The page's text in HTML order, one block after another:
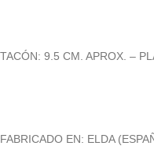
TACÓN: 9.5 CM. APROX. –
FABRICADO EN: ELDA